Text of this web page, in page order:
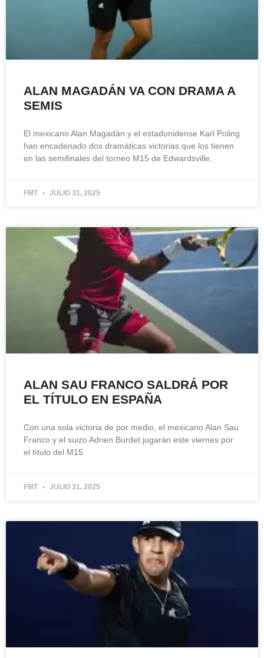
ALAN MAGADÁN VA CON DRAMA A
SEMIS
El mexicano Alan Magadán y el estadunidense Karl Poling
han encadenado dos dramáticas victorias que los tienen
en las semifinales del torneo M15 de Edwardsville,
FMT JULIO 31, 2025
ALAN SAU FRANCO SALDRÁ POR
EL TÍTULO EN ESPAÑA
Con una sola victoria de por medio, el mexicano Alan Sau
Franco y el suizo Adrien Burdet jugarán este viernes por
el título del M15
FMT JULIO 31, 2025